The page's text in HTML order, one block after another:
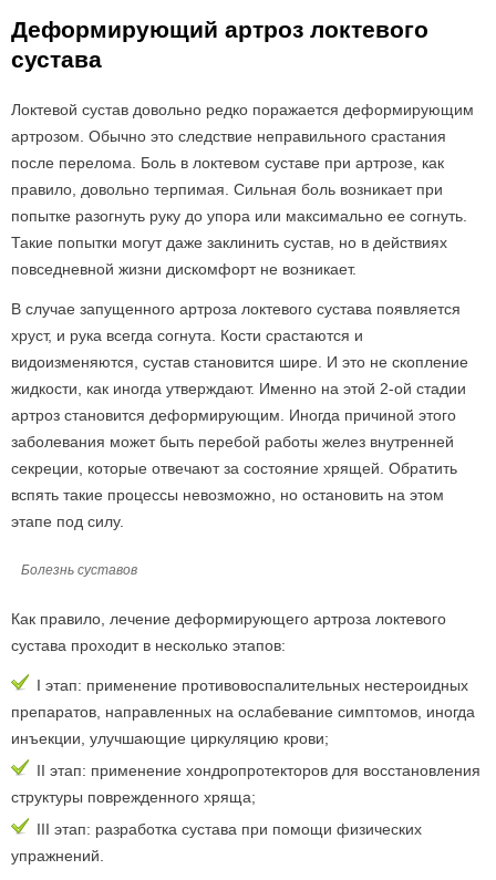
Деформирующий артроз локтевого
сустава
Локтевой сустав довольно редко поражается деформирующим
артрозом. Обычно это следствие неправильного срастания
после перелома. Боль в локтевом суставе при артрозе, как
правило, довольно терпимая. Сильная боль возникает при
попытке разогнуть руку до упора или максимально ее согнуть.
Такие попытки могут даже заклинить сустав, но в действиях
повседневной жизни дискомфорт не возникает.
В случае запущенного артроза локтевого сустава появляется
хруст, и рука всегда согнута. Кости срастаются и
видоизменяются, сустав становится шире. И это не скопление
жидкости, как иногда утверждают. Именно на этой 2-ой стадии
артроз становится деформирующим. Иногда причиной этого
заболевания может быть перебой работы желез внутренней
секреции, которые отвечают за состояние хрящей. Обратить
вспять такие процессы невозможно, но остановить на этом
этапе под силу.
Болезнь суставов
Как правило, лечение деформирующего артроза локтевого
сустава проходит в несколько этапов:
I этап: применение противовоспалительных нестероидных
препаратов, направленных на ослабевание симптомов, иногда
инъекции, улучшающие циркуляцию крови;
II этап: применение хондропротекторов для восстановления
структуры поврежденного хряща;
III этап: разработка сустава при помощи физических
упражнений.